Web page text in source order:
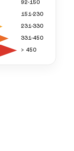
92-150
151-230
231-330
331-450
> 450